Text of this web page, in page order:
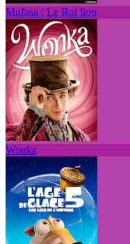
Mufasa : Le Roi lion
Wonka